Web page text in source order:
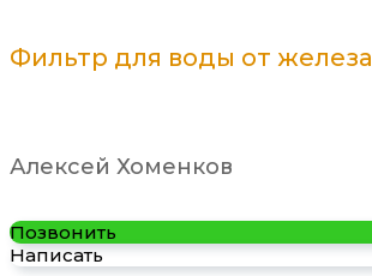
Фильтр для воды от железа
Алексей Хоменков
Позвонить
Написать